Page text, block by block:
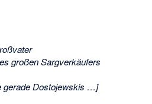
großen Sargverkäufers
gerade Dostojewskis …]